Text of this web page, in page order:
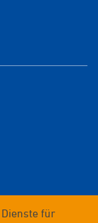
für